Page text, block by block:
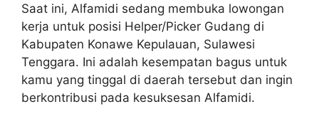
Saat ini, Alfamidi sedang membuka lowongan
kerja untuk posisi Helper/Picker Gudang di
Kabupaten Konawe Kepulauan, Sulawesi
Tenggara. Ini adalah kesempatan bagus untuk
kamu yang tinggal di daerah tersebut dan ingin
berkontribusi pada kesuksesan Alfamidi.